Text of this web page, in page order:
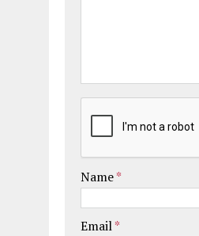
Name*
Email*